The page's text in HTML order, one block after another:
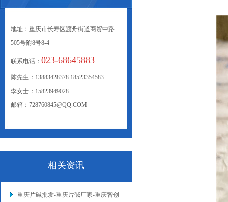
地址：重庆市长寿区渡舟街道商贸中路
505号附8号8-4
联系电话： 023-68645883
陈先生：13883428378 18523354583
李女士：15823949028
邮箱：728760845@QQ.COM
相关资讯
重庆片碱批发-重庆片碱厂家-重庆智创